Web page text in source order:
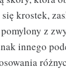
krostek,
z
innego